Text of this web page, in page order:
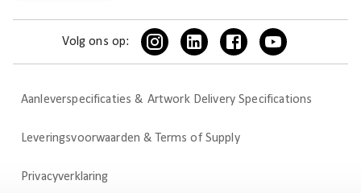
Volg ons op:
Aanleverspecificaties & Artwork Delivery Specifications
Leveringsvoorwaarden & Terms of Supply
Privacyverklaring